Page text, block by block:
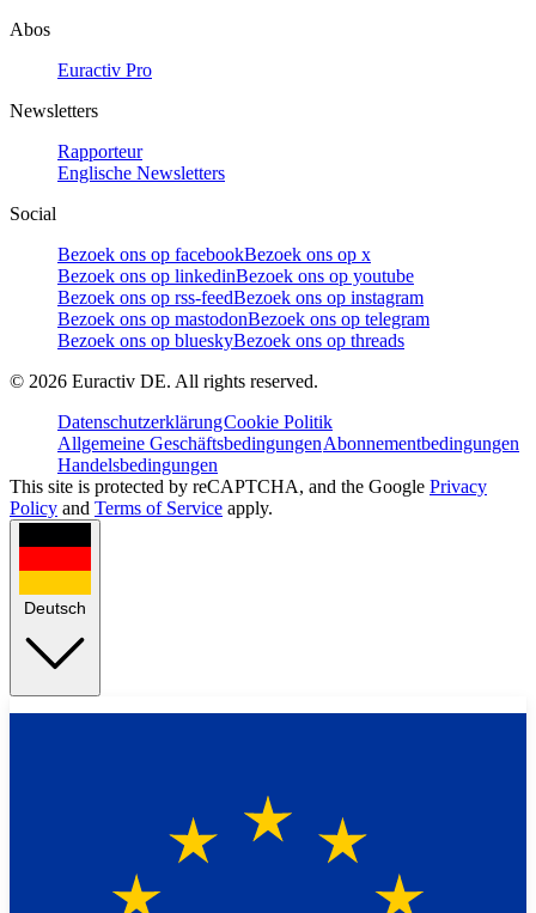
Abos
Euractiv Pro
Newsletters
Rapporteur
Englische Newsletters
Social
Bezoek ons op facebookBezoek ons op x
Bezoek ons op linkedinBezoek ons op youtube
Bezoek ons op rss-feedBezoek ons op instagram
Bezoek ons op mastodonBezoek ons op telegram
Bezoek ons op blueskyBezoek ons op threads
© 2026 Euractiv DE. All rights reserved.
DatenschutzerklärungCookie Politik
Allgemeine GeschäftsbedingungenAbonnementbedingungen
Handelsbedingungen
This site is protected by reCAPTCHA, and the Google Privacy
Policy and Terms of Service apply.
Deutsch